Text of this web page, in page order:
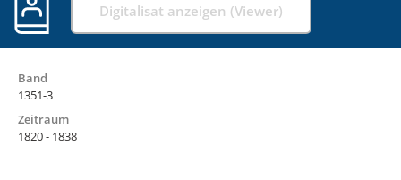
Digitalisat anzeigen (Viewer)
Band
1351-3
Zeitraum
1820 - 1838